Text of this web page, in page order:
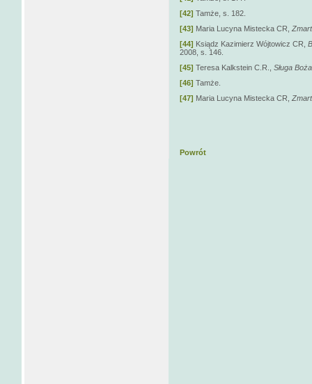
[42] Tamże, s. 182.
[43] Maria Lucyna Mistecka CR,
[44] Ksiądz Kazimierz Wójtowicz CR,
2008, s. 146.
[45] Teresa Kalkstein C.R., Sługa
[46] Tamże.
[47] Maria Lucyna Mistecka CR,
Powrót